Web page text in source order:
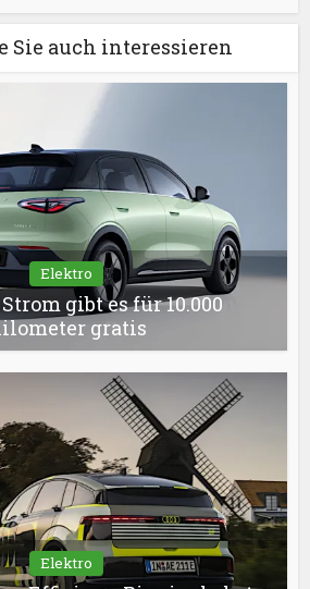
Sie auch interessieren
Elektro
gibt es für 10.000
gratis
Elektro